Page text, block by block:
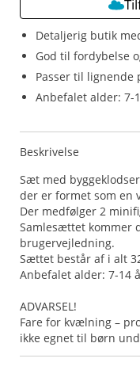
Detaljerig butik
God til fordybelse
Passer til lignende
Anbefalet alder: 7-
Beskrivelse
Sæt med
der er formet som en
Der medfølger 2
Samlesættet kommer
brugervejledning.
Sættet består af i alt
Anbefalet alder: 7-14
ADVARSEL!
Fare for kvælning –
ikke egnet til børn